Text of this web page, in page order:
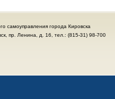
самоуправления города Кировска
пр. Ленина, д. 16, тел.: (815-31) 98-700